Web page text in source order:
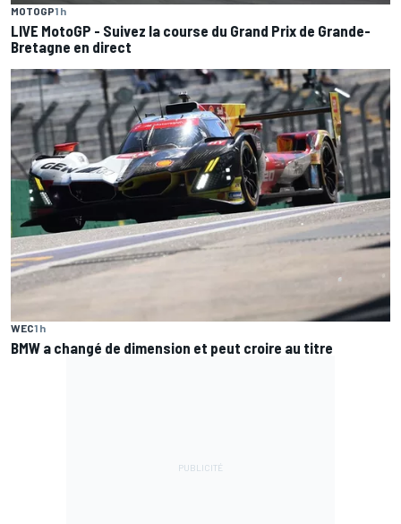
MOTOGP1 h
LIVE MotoGP - Suivez la course du Grand Prix de Grande-
Bretagne en direct
WEC1 h
BMW a changé de dimension et peut croire au titre